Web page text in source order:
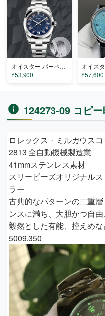
オイスター パーペチュアル 113029LN コピー
¥53,900
¥57,600
124273-09 コピ
ロレックス・ミルガウス
2813 全自動機械製造業
41mmステンレス素材
スリービーズオリジナル
ラー
古典的なパターンの二重
ンスに満ち、大胆かつ自由
毅然とした有能、控えめ
5009.350